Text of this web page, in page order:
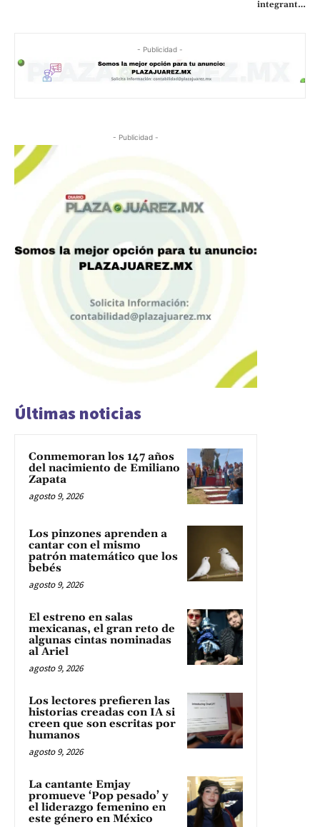
integrant…
- Publicidad -
- Publicidad -
Últimas noticias
Conmemoran los 147 años
del nacimiento de Emiliano
Zapata
agosto 9, 2026
Los pinzones aprenden a
cantar con el mismo
patrón matemático que los
bebés
agosto 9, 2026
El estreno en salas
mexicanas, el gran reto de
algunas cintas nominadas
al Ariel
agosto 9, 2026
Los lectores prefieren las
historias creadas con IA si
creen que son escritas por
humanos
agosto 9, 2026
La cantante Emjay
promueve ‘Pop pesado’ y
el liderazgo femenino en
este género en México